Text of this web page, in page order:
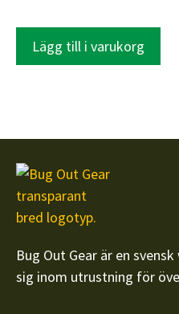
Lägg till i varukorg
Bug Out Gear är en
sig inom utrustning för